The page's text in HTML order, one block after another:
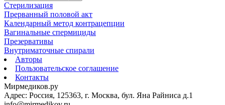
Стерилизация
Прерванный половой акт
Календарный метод контрацепции
Вагинальные спермициды
Презервативы
Внутриматочные спирали
Авторы
Пользовательское соглашение
Контакты
Мирмедиков.ру
Адрес: Россия, 125363, г. Москва, бул. Яна Райниса д.1